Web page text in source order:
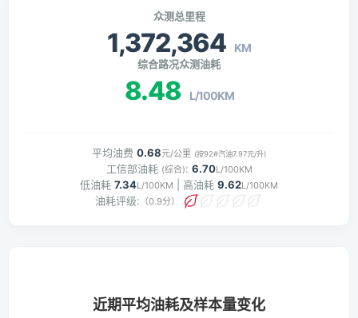
众测总里程
1,372,364 KM
综合路况众测油耗
8.48 L/100KM
平均油费 0.68元/公里 (按92#汽油7.97元/升)
工信部油耗 (综合): 6.70L/100KM
低油耗 7.34L/100KM | 高油耗 9.62L/100KM
油耗评级: （0.9分）